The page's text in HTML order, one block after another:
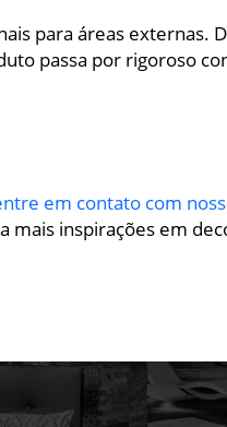
para áreas externas.
passa por rigoroso
em contato com
inspirações em